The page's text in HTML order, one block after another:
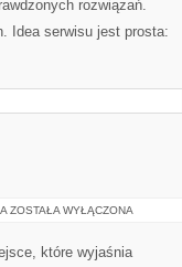
rozwiązań.
Idea serwisu jest prosta:
KARY
ZOSTAŁA WYŁĄCZONA
które wyjaśnia